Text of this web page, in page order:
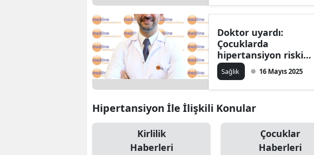
Doktor uyardı:
Çocuklarda
hipertansiyon riski
artıyor, korunmak için
neler yapmalıyız?
Sağlık 16 Mayıs 2025
Hipertansiyon İle İlişkili Konular
Kirlilik
Haberleri
Çocuklar
Haberleri